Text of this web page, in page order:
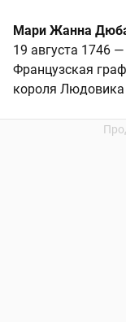
Мари Жанна
19 августа 1746
Французская
короля Людовика